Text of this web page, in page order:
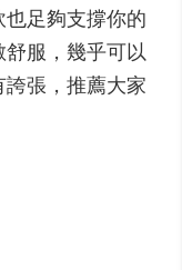
足夠支撐你的
服，幾乎可以
張，推薦大家